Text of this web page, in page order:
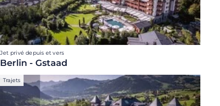
Jet privé depuis et vers
Berlin - Gstaad
Trajets